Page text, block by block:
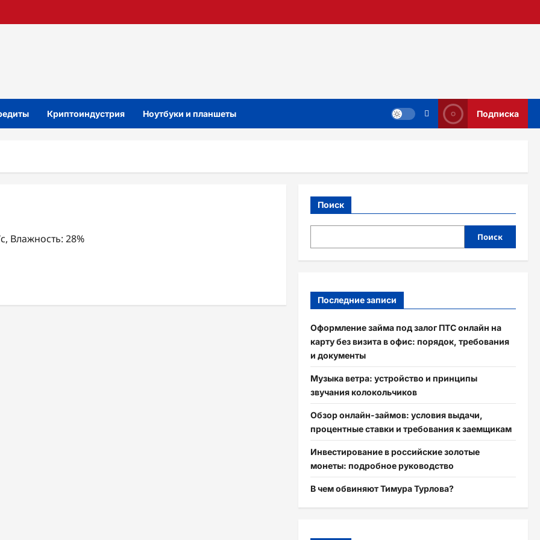
Криптоиндустрия Ноутбуки и планшеты Подписка
Влажность: 28%
Поиск
Поиск
Последние записи
Оформление займа под залог ПТС онлайн на
карту без визита в офис: порядок, требования
и документы
Музыка ветра: устройство и принципы
звучания колокольчиков
Обзор онлайн-займов: условия выдачи,
процентные ставки и требования к заемщикам
Инвестирование в российские золотые
монеты: подробное руководство
В чем обвиняют Тимура Турлова?